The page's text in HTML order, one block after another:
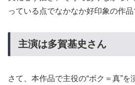
っている点でなかなか好印象の作品
主演は多賀基史さん
さて、本作品で主役の“ボク＝真”